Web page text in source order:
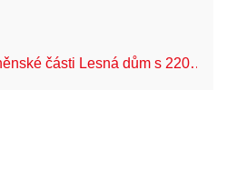
části Lesná dům s 220…